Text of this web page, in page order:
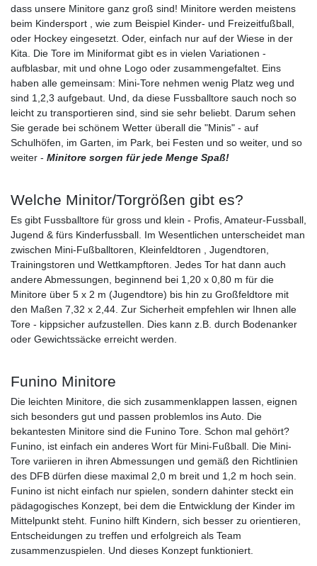
dass unsere Minitore ganz groß sind! Minitore werden meistens
beim Kindersport , wie zum Beispiel Kinder- und Freizeitfußball,
oder Hockey eingesetzt. Oder, einfach nur auf der Wiese in der
Kita. Die Tore im Miniformat gibt es in vielen Variationen -
aufblasbar, mit und ohne Logo oder zusammengefaltet. Eins
haben alle gemeinsam: Mini-Tore nehmen wenig Platz weg und
sind 1,2,3 aufgebaut. Und, da diese Fussballtore sauch noch so
leicht zu transportieren sind, sind sie sehr beliebt. Darum sehen
Sie gerade bei schönem Wetter überall die "Minis" - auf
Schulhöfen, im Garten, im Park, bei Festen und so weiter, und so
weiter - Minitore sorgen für jede Menge Spaß!
Welche Minitor/Torgrößen gibt es?
Es gibt Fussballtore für gross und klein - Profis, Amateur-Fussball,
Jugend & fürs Kinderfussball. Im Wesentlichen unterscheidet man
zwischen Mini-Fußballtoren, Kleinfeldtoren , Jugendtoren,
Trainingstoren und Wettkampftoren. Jedes Tor hat dann auch
andere Abmessungen, beginnend bei 1,20 x 0,80 m für die
Minitore über 5 x 2 m (Jugendtore) bis hin zu Großfeldtore mit
den Maßen 7,32 x 2,44. Zur Sicherheit empfehlen wir Ihnen alle
Tore - kippsicher aufzustellen. Dies kann z.B. durch Bodenanker
oder Gewichtssäcke erreicht werden.
Funino Minitore
Die leichten Minitore, die sich zusammenklappen lassen, eignen
sich besonders gut und passen problemlos ins Auto. Die
bekantesten Minitore sind die Funino Tore. Schon mal gehört?
Funino, ist einfach ein anderes Wort für Mini-Fußball. Die Mini-
Tore variieren in ihren Abmessungen und gemäß den Richtlinien
des DFB dürfen diese maximal 2,0 m breit und 1,2 m hoch sein.
Funino ist nicht einfach nur spielen, sondern dahinter steckt ein
pädagogisches Konzept, bei dem die Entwicklung der Kinder im
Mittelpunkt steht. Funino hilft Kindern, sich besser zu orientieren,
Entscheidungen zu treffen und erfolgreich als Team
zusammenzuspielen. Und dieses Konzept funktioniert.